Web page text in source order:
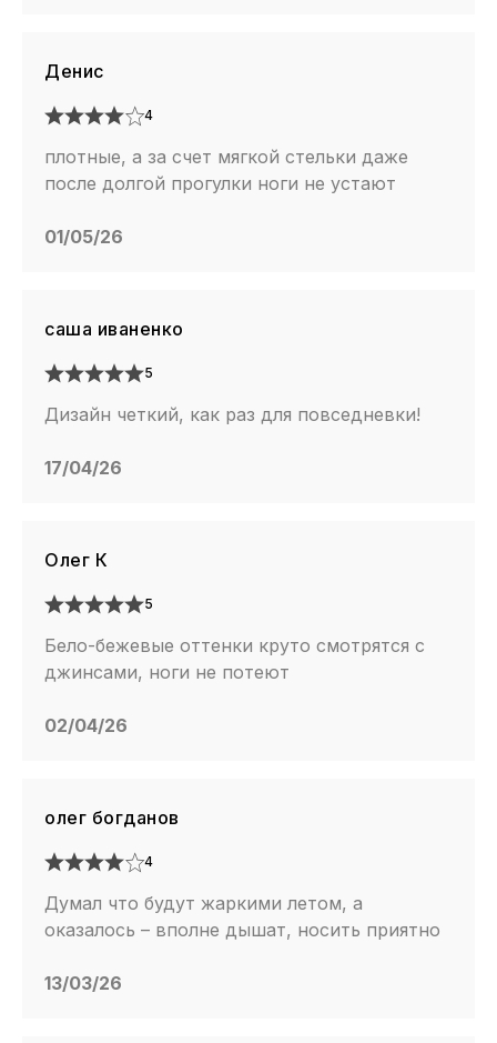
Денис
4
плотные, а за счет мягкой стельки даже
после долгой прогулки ноги не устают
01/05/26
саша иваненко
5
Дизайн четкий, как раз для повседневки!
17/04/26
Олег К
5
Бело-бежевые оттенки круто смотрятся с
джинсами, ноги не потеют
02/04/26
олег богданов
4
Думал что будут жаркими летом, а
оказалось – вполне дышат, носить приятно
13/03/26